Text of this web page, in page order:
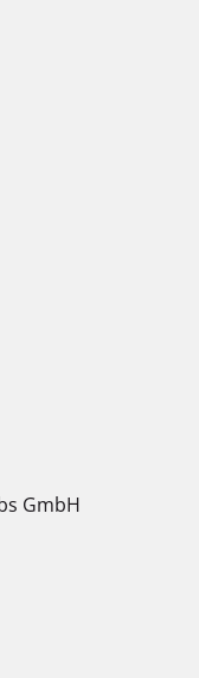
GmbH